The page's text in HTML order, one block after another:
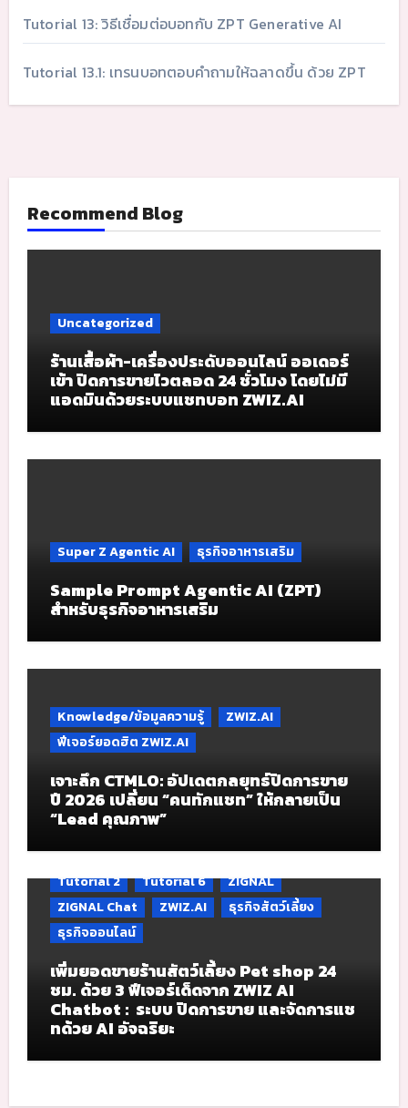
Tutorial 13: วิธีเชื่อมต่อบอทกับ ZPT Generative AI
Tutorial 13.1: เทรนบอทตอบคำถามให้ฉลาดขึ้น ด้วย ZPT
Recommend Blog
Uncategorized
ร้านเสื้อผ้า-เครื่องประดับออนไลน์ ออเดอร์
เข้า ปิดการขายไวตลอด 24 ชั่วโมง โดยไม่มี
แอดมินด้วยระบบแชทบอท ZWIZ.AI
Super Z Agentic AI ธุรกิจอาหารเสริม
Sample Prompt Agentic AI (ZPT)
สำหรับธุรกิจอาหารเสริม
Knowledge/ข้อมูลความรู้
ZWIZ.AI
ฟีเจอร์ยอดฮิต ZWIZ.AI
เจาะลึก CTMLO: อัปเดตกลยุทธ์ปิดการขาย
ปี 2026 เปลี่ยน “คนทักแชท” ให้กลายเป็น
“Lead คุณภาพ”
Tutorial 2 Tutorial 6
ZIGNAL
ZIGNAL Chat
ZWIZ.AI
ธุรกิจสัตว์เลี้ยง
ธุรกิจออนไลน์
เพิ่มยอดขายร้านสัตว์เลี้ยง Pet shop 24
ชม. ด้วย 3 ฟีเจอร์เด็ดจาก ZWIZ AI
Chatbot : ระบบ ปิดการขาย และจัดการแช
ทด้วย AI อัจฉริยะ